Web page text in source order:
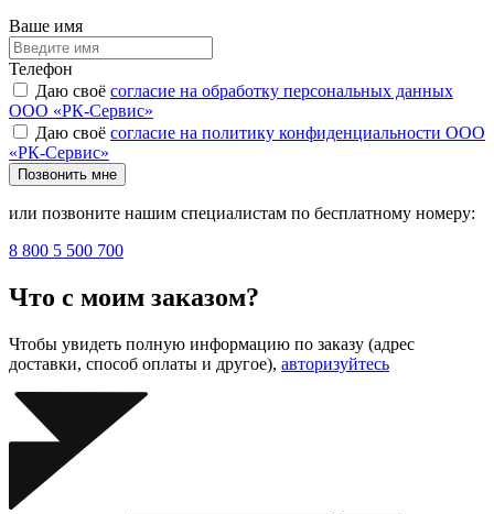
Ваше имя
Телефон
Даю своё согласие на обработку персональных данных
ООО «РК-Сервис»
Даю своё согласие на политику конфиденциальности ООО
«РК-Сервис»
Позвонить мне
или позвоните нашим специалистам по бесплатному номеру:
8 800 5 500 700
Что с моим заказом?
Чтобы увидеть полную информацию по заказу (адрес
доставки, способ оплаты и другое), авторизуйтесь